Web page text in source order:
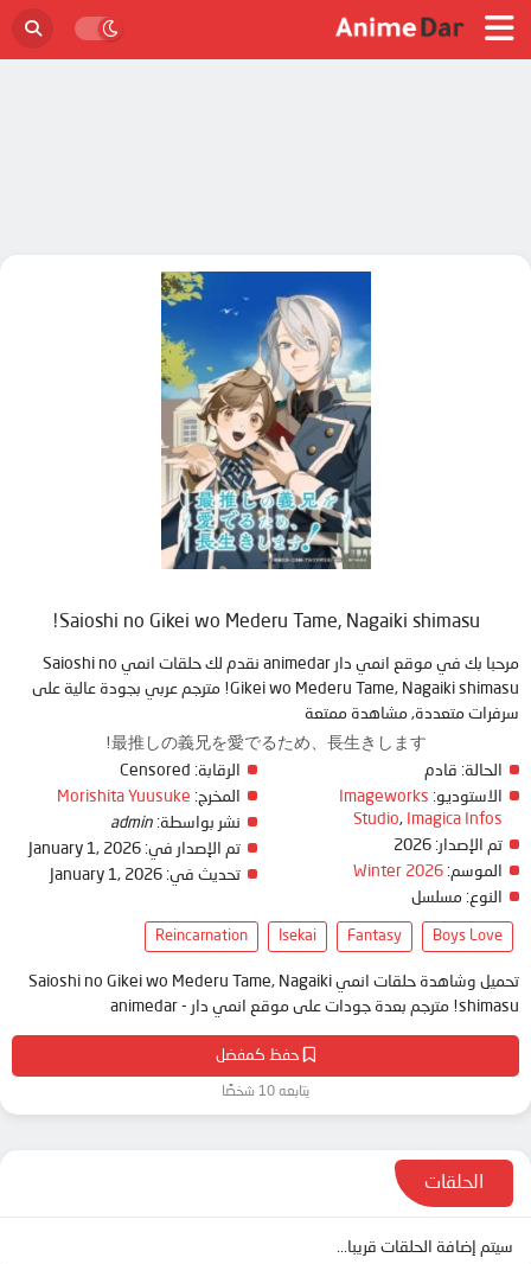
حفظ كمفضل
يتابعه 10 شخصًا
Saioshi no Gikei wo Mederu Tame, Nagaiki shimasu!
مرحبا بك في موقع انمي دار animedar نقدم لك حلقات انمي Saioshi no
Gikei wo Mederu Tame, Nagaiki shimasu! مترجم عربي بجودة عالية على
سرفرات متعددة, مشاهدة ممتعة
最推しの義兄を愛でるため、長生きします!
الحالة: قادم
الاستوديو: Imageworks
Studio,
Imagica Infos
تم الإصدار:
الموسم: Winter 2026
النوع: مسلسل
الرقابة:
المخرج: Morishita Yuusuke
نشر بواسطة: admin
تم الإصدار في: January 1, 2026
تحديث في: January 1, 2026
Boys Love
Fantasy
Isekai
Reincarnation
تحميل وشاهدة حلقات انمي Saioshi no Gikei wo Mederu Tame, Nagaiki
shimasu! مترجم بعدة جودات على موقع انمي دار - animedar
الحلقات
سيتم إضافة الحلقات قريبا...